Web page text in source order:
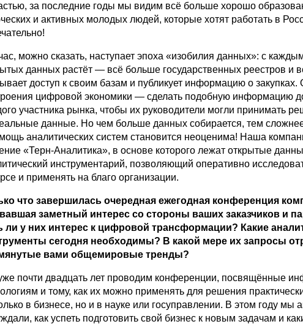
за последние годы мы видим всё больше хорошо
и активных молодых людей, которые хотят работать в
можно сказать, наступает эпоха «изобилия данных»: с
данных растёт — всё больше государственных реестров и
доступ к своим базам и публикует информацию о закупках.
цифровой экономики — сделать подобную информацию
участника рынка, чтобы их руководители могли принимать
данные. Но чем больше данных собирается, тем сложнее
аналитических систем становится неоценима! Наша
«Терн-Аналитика», в основе которого лежат открытые
инструментарий, позволяющий оперативно
и применять на благо организации.
что завершилась очередная ежегодная конференция
заметный интерес со стороны ваших заказчиков и
ли у них интерес к цифровой трансформации? Какие
сегодня необходимы? В какой мере их запросы
вами общемировые тренды?
почти двадцать лет проводим конференции, посвящённые
и тому, как их можно применять для решения
в бизнесе, но и в науке или госуправлении. В этом году мы
как успеть подготовить свой бизнес к новым задачам и